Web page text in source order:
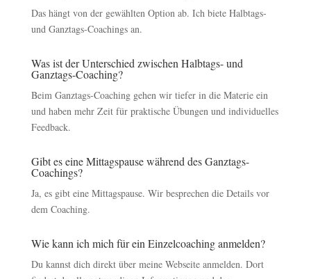
Das hängt von der gewählten Option ab. Ich biete Halbtags-
und Ganztags-Coachings an.
Was ist der Unterschied zwischen Halbtags- und
Ganztags-Coaching?
Beim Ganztags-Coaching gehen wir tiefer in die Materie ein
und haben mehr Zeit für praktische Übungen und individuelles
Feedback.
Gibt es eine Mittagspause während des Ganztags-
Coachings?
Ja, es gibt eine Mittagspause. Wir besprechen die Details vor
dem Coaching.
Wie kann ich mich für ein Einzelcoaching anmelden?
Du kannst dich direkt über meine Webseite anmelden. Dort